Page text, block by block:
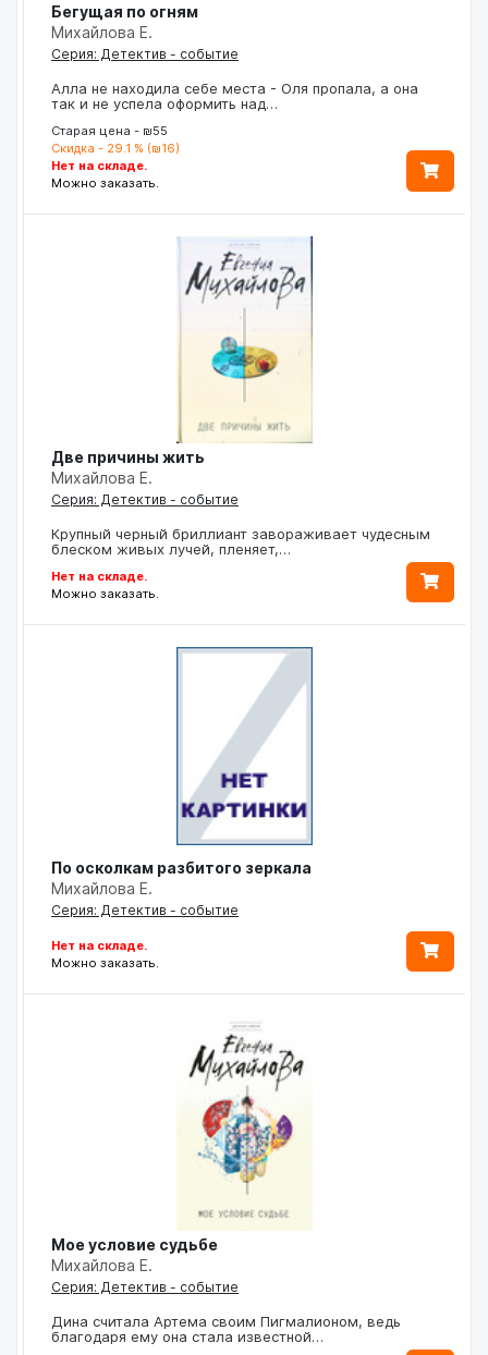
Бегущая по огням
Михайлова Е.
Серия: Детектив - событие
Алла не находила себе места - Оля пропала, а она
так и не успела оформить над…
Старая цена - ₪55
Скидка - 29.1 % (₪16)
Нет на складе.
Можно заказать.
Две причины жить
Михайлова Е.
Серия: Детектив - событие
Крупный черный бриллиант завораживает чудесным
блеском живых лучей, пленяет,…
Нет на складе.
Можно заказать.
По осколкам разбитого зеркала
Михайлова Е.
Серия: Детектив - событие
Нет на складе.
Можно заказать.
Мое условие судьбе
Михайлова Е.
Серия: Детектив - событие
Дина считала Артема своим Пигмалионом, ведь
благодаря ему она стала известной…